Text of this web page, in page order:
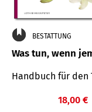
BESTATTUNG
Was tun, wenn
Handbuch für den
18,00 €